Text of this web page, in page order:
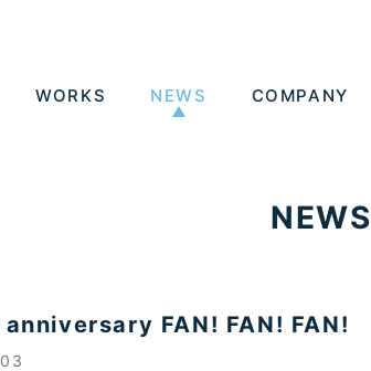
WORKS NEWS COMPANY
NEWS
FAN! FAN! FAN!